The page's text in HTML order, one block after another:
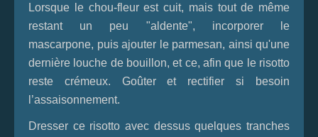
Lorsque le chou-fleur est cuit, mais tout de même
restant un peu "aldente", incorporer le
mascarpone, puis ajouter le parmesan, ainsi qu'une
dernière louche de bouillon, et ce, afin que le risotto
reste crémeux. Goûter et rectifier si besoin
l’assaisonnement.
Dresser ce risotto avec dessus quelques tranches